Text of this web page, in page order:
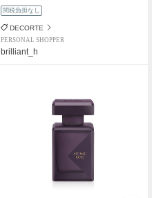
関税負担なし
DECORTE
PERSONAL SHOPPER
brilliant_h